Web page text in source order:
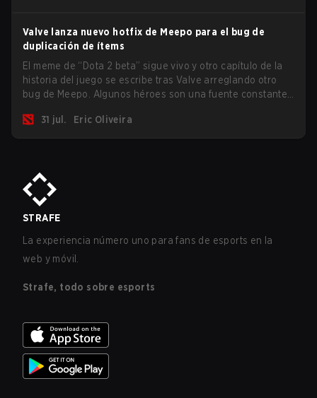
Valve lanza nuevo hotfix de Meepo para el bug de
duplicación de ítems
El meme de “Dota 2 beta” sigue vivo y otro capítulo de la
historia del juego se escribe tras Valve arreglando otro
bug de Meepo. Algunos héroes son una fuente constante
son los más afectados por estos problemas.
31 jul. Eric Oliveira
STRAFE
La experiencia número uno para fans de esports en la
web y móvil.
Strafe, todo sobre esports